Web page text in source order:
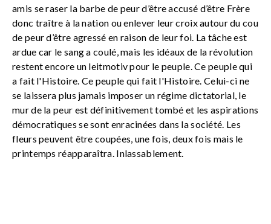
amis se raser la barbe de peur d’être accusé d’être Frère
donc traître à la nation ou enlever leur croix autour du cou
de peur d’être agressé en raison de leur foi. La tâche est
ardue car le sang a coulé, mais les idéaux de la révolution
restent encore un leitmotiv pour le peuple. Ce peuple qui
a fait l'Histoire. Ce peuple qui fait l'Histoire. Celui-ci ne
se laissera plus jamais imposer un régime dictatorial, le
mur de la peur est définitivement tombé et les aspirations
démocratiques se sont enracinées dans la société. Les
fleurs peuvent être coupées, une fois, deux fois mais le
printemps réapparaîtra. Inlassablement.